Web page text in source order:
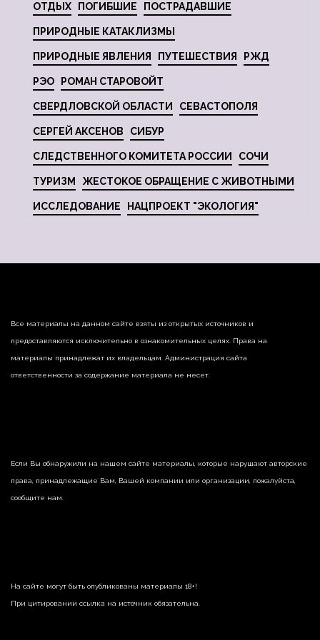
ОТДЫХ ПОГИБШИЕ ПОСТРАДАВШИЕ
ПРИРОДНЫЕ КАТАКЛИЗМЫ
ПРИРОДНЫЕ ЯВЛЕНИЯ ПУТЕШЕСТВИЯ РЖД
РЭО РОМАН СТАРОВОЙТ
СВЕРДЛОВСКОЙ ОБЛАСТИ СЕВАСТОПОЛЯ
СЕРГЕЙ АКСЕНОВ СИБУР
СЛЕДСТВЕННОГО КОМИТЕТА РОССИИ СОЧИ
ТУРИЗМ ЖЕСТОКОЕ ОБРАЩЕНИЕ С ЖИВОТНЫМИ
ИССЛЕДОВАНИЕ НАЦПРОЕКТ "ЭКОЛОГИЯ"
Все материалы на данном сайте взяты из открытых источников и
предоставляются исключительно в ознакомительных целях. Права на
материалы принадлежат их владельцам. Администрация сайта
ответственности за содержание материала не несет.
Если Вы обнаружили на нашем сайте материалы, которые нарушают авторские
права, принадлежащие Вам, Вашей компании или организации, пожалуйста,
сообщите нам.
На сайте могут быть опубликованы материалы 18+!
При цитировании ссылка на источник обязательна.